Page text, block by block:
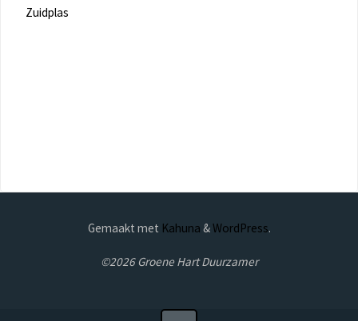
Zuidplas
Gemaakt met Kahuna &WordPress.
©2026 Groene Hart Duurzamer